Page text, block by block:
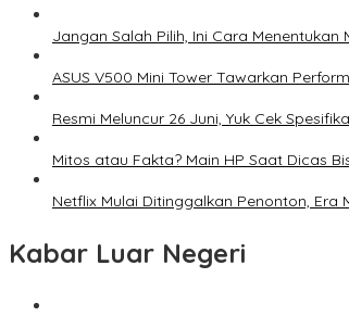
Jangan Salah Pilih, Ini Cara
ASUS V500 Mini Tower Tawarkan
Resmi Meluncur 26 Juni, Yuk Cek
Mitos atau Fakta? Main HP Saat Dicas
Netflix Mulai Ditinggalkan Penonton, Era
Kabar Luar Negeri